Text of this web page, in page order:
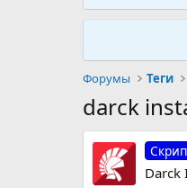
Форумы Теги
darck
Darck